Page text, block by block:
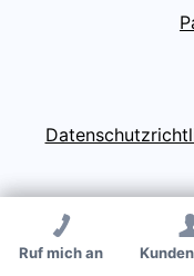
© Agencja PR Ruf
Ruf mich an